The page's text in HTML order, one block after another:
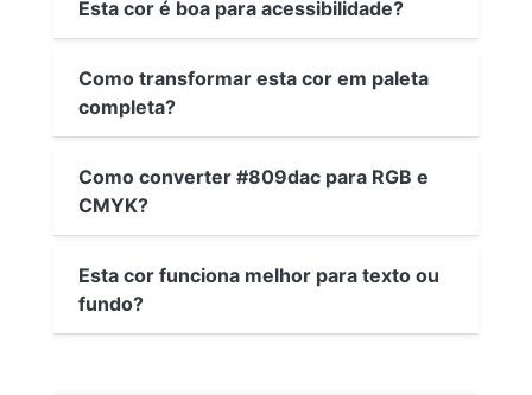
Esta cor é boa para acessibilidade?
Como transformar esta cor em paleta
completa?
Como converter #809dac para RGB e
CMYK?
Esta cor funciona melhor para texto ou
fundo?